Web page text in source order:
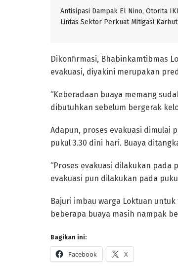
Antisipasi Dampak El Nino, Otorita
Lintas Sektor Perkuat Mitigasi
Dikonfirmasi, Bhabinkamtibmas
evakuasi, diyakini merupakan
“Keberadaan buaya memang
dibutuhkan sebelum bergerak
Adapun, proses evakuasi dimulai
pukul 3.30 dini hari. Buaya
“Proses evakuasi dilakukan pada
evakuasi pun dilakukan pada
Bajuri imbau warga Loktuan
beberapa buaya masih nampak
Bagikan ini:
Facebook X